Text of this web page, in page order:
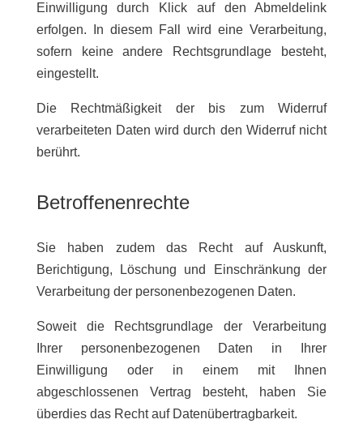
Einwilligung durch Klick auf den Abmeldelink
erfolgen. In diesem Fall wird eine Verarbeitung,
sofern keine andere Rechtsgrundlage besteht,
eingestellt.
Die Rechtmäßigkeit der bis zum Widerruf
verarbeiteten Daten wird durch den Widerruf nicht
berührt.
Betroffenenrechte
Sie haben zudem das Recht auf Auskunft,
Berichtigung, Löschung und Einschränkung der
Verarbeitung der personenbezogenen Daten.
Soweit die Rechtsgrundlage der Verarbeitung
Ihrer personenbezogenen Daten in Ihrer
Einwilligung oder in einem mit Ihnen
abgeschlossenen Vertrag besteht, haben Sie
überdies das Recht auf Datenübertragbarkeit.